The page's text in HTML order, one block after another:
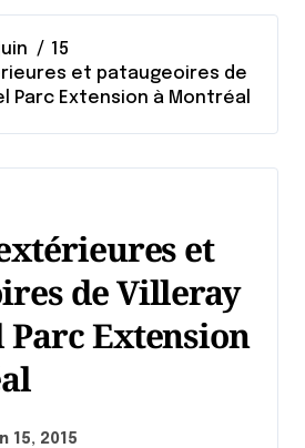
15
et pataugeoires de
Parc Extension à Montréal
et
de Villeray
Parc Extension
15, 2015